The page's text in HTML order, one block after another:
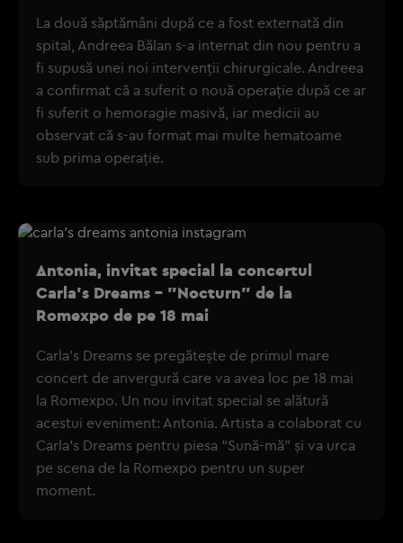
La două săptămâni după ce a fost externată din
spital, Andreea Bălan s-a internat din nou pentru a
fi supusă unei noi intervenții chirurgicale. Andreea
a confirmat că a suferit o nouă operație după ce ar
fi suferit o hemoragie masivă, iar medicii au
observat că s-au format mai multe hematoame
sub prima operaţie.
Antonia, invitat special la concertul
Carla’s Dreams – "Nocturn" de la
Romexpo de pe 18 mai
Carla’s Dreams se pregătește de primul mare
concert de anvergură care va avea loc pe 18 mai
la Romexpo. Un nou invitat special se alătură
acestui eveniment: Antonia. Artista a colaborat cu
Carla’s Dreams pentru piesa “Sună-mă” și va urca
pe scena de la Romexpo pentru un super
moment.